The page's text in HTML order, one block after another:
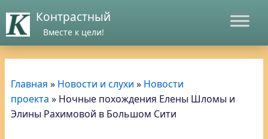
Контрастный
Вместе к цели!
Главная » Новости и слухи » Новости
проекта » Ночные похождения Елены Шломы и
Элины Рахимовой в Большом Сити